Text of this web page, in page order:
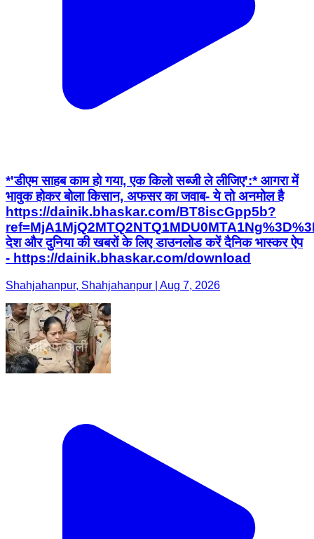
*'डीएम साहब काम हो गया, एक किलो सब्जी ले लीजिए':* आगरा में
भावुक होकर बोला किसान, अफसर का जवाब- ये तो अनमोल है
https://dainik.bhaskar.com/BT8iscGpp5b?
देश और दुनिया की खबरों के लिए डाउनलोड करें दैनिक भास्कर ऐप
- https://dainik.bhaskar.com/download
Shahjahanpur, Shahjahanpur | Aug 7, 2026